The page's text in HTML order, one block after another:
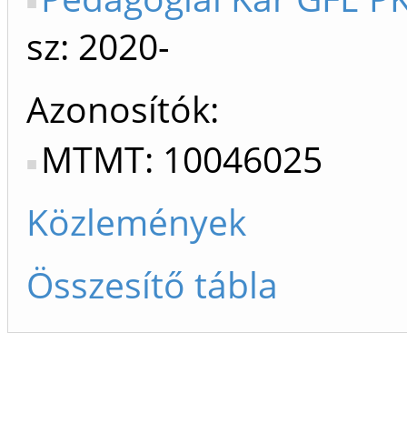
sz: 2020-
Azonosítók
MTMT: 10046025
Közlemények
Összesítő tábla